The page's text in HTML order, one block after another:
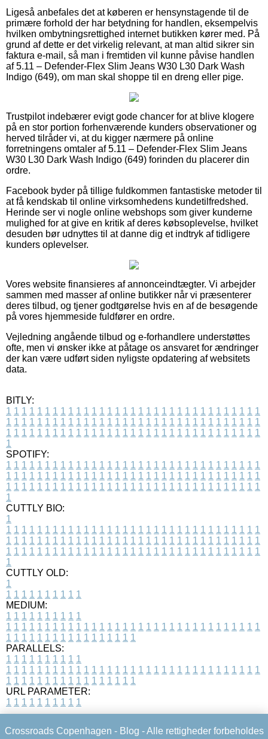
Ligeså anbefales det at køberen er hensynstagende til de
primære forhold der har betydning for handlen, eksempelvis
hvilken ombytningsrettighed internet butikken kører med. På
grund af dette er det virkelig relevant, at man altid sikrer sin
faktura e-mail, så man i fremtiden vil kunne påvise handlen
af 5.11 – Defender-Flex Slim Jeans W30 L30 Dark Wash
Indigo (649), om man skal shoppe til en dreng eller pige.
Trustpilot indebærer evigt gode chancer for at blive klogere
på en stor portion forhenværende kunders observationer og
herved tilråder vi, at du kigger nærmere på online
forretningens omtaler af 5.11 – Defender-Flex Slim Jeans
W30 L30 Dark Wash Indigo (649) forinden du placerer din
ordre.
Facebook byder på tillige fuldkommen fantastiske metoder til
at få kendskab til online virksomhedens kundetilfredshed.
Herinde ser vi nogle online webshops som giver kunderne
mulighed for at give en kritik af deres købsoplevelse, hvilket
desuden bør udnyttes til at danne dig et indtryk af tidligere
kunders oplevelser.
Vores website finansieres af annonceindtægter. Vi arbejder
sammen med masser af online butikker når vi præsenterer
deres tilbud, og tjener godtgørelse hvis en af de besøgende
på vores hjemmeside fuldfører en ordre.
Vejledning angående tilbud og e-forhandlere understøttes
ofte, men vi ønsker ikke at påtage os ansvaret for ændringer
der kan være udført siden nyligste opdatering af websitets
data.
BITLY:
1 1 1 1 1 1 1 1 1 1 1 1 1 1 1 1 1 1 1 1 1 1 1 1 1 1 1 1 1 1 1 1 1
1 1 1 1 1 1 1 1 1 1 1 1 1 1 1 1 1 1 1 1 1 1 1 1 1 1 1 1 1 1 1 1 1
1 1 1 1 1 1 1 1 1 1 1 1 1 1 1 1 1 1 1 1 1 1 1 1 1 1 1 1 1 1 1 1 1
1
SPOTIFY:
1 1 1 1 1 1 1 1 1 1 1 1 1 1 1 1 1 1 1 1 1 1 1 1 1 1 1 1 1 1 1 1 1
1 1 1 1 1 1 1 1 1 1 1 1 1 1 1 1 1 1 1 1 1 1 1 1 1 1 1 1 1 1 1 1 1
1 1 1 1 1 1 1 1 1 1 1 1 1 1 1 1 1 1 1 1 1 1 1 1 1 1 1 1 1 1 1 1 1
1
CUTTLY BIO:
1
1 1 1 1 1 1 1 1 1 1 1 1 1 1 1 1 1 1 1 1 1 1 1 1 1 1 1 1 1 1 1 1 1
1 1 1 1 1 1 1 1 1 1 1 1 1 1 1 1 1 1 1 1 1 1 1 1 1 1 1 1 1 1 1 1 1
1 1 1 1 1 1 1 1 1 1 1 1 1 1 1 1 1 1 1 1 1 1 1 1 1 1 1 1 1 1 1 1 1
1
CUTTLY OLD:
1
1 1 1 1 1 1 1 1 1 1
MEDIUM:
1 1 1 1 1 1 1 1 1 1
1 1 1 1 1 1 1 1 1 1 1 1 1 1 1 1 1 1 1 1 1 1 1 1 1 1 1 1 1 1 1 1 1
1 1 1 1 1 1 1 1 1 1 1 1 1 1 1 1 1
PARALLELS:
1 1 1 1 1 1 1 1 1 1
1 1 1 1 1 1 1 1 1 1 1 1 1 1 1 1 1 1 1 1 1 1 1 1 1 1 1 1 1 1 1 1 1
1 1 1 1 1 1 1 1 1 1 1 1 1 1 1 1 1
URL PARAMETER:
1 1 1 1 1 1 1 1 1 1
Crossroads Copenhagen - Blog - Alle rettigheder forbeholdes